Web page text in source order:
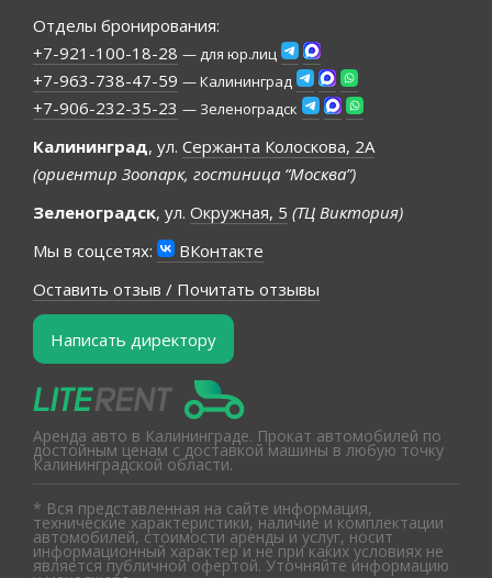
Отделы бронирования:
+7-921-100-18-28 — для юр.лиц
+7-963-738-47-59 — Калининград
+7-906-232-35-23 — Зеленоградск
Калининград, ул. Сержанта Колоскова, 2А
(ориентир Зоопарк, гостиница “Москва”)
Зеленоградск, ул. Окружная, 5 (ТЦ Виктория)
Мы в соцсетях:
ВКонтакте
Оставить отзыв / Почитать отзывы
Написать директору
Аренда авто в Калининграде. Прокат автомобилей по
достойным ценам с доставкой машины в любую точку
Калининградской области.
* Вся представленная на сайте информация,
технические характеристики, наличие и комплектации
автомобилей, стоимости аренды и услуг, носит
информационный характер и не при каких условиях не
является публичной офертой. Уточняйте информацию